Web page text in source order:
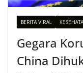
BERITA VIRAL
Gegara
China